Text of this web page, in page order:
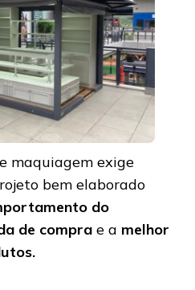
maquiagem exige
bem elaborado
do
de compra e a melhor